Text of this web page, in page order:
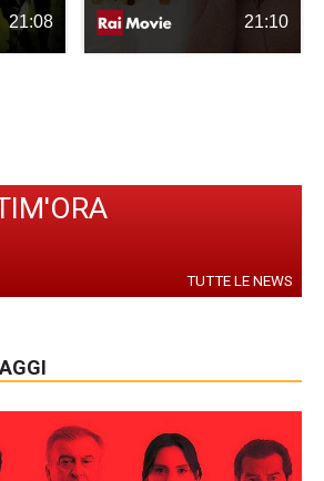
21:08 21:10
TUTTE LE NEWS